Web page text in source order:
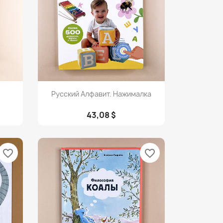
Просмотр
Русский Алфавит. Нажималка
43,08 $
favorite_border favorite_border